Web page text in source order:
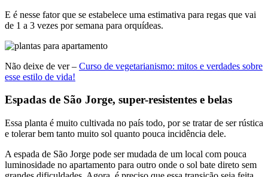
E é nesse fator que se estabelece uma estimativa para regas que vai
de 1 a 3 vezes por semana para orquídeas.
Não deixe de ver – Curso de vegetarianismo: mitos e verdades sobre
esse estilo de vida!
Espadas de São Jorge, super-resistentes e belas
Essa planta é muito cultivada no país todo, por se tratar de ser rústica
e tolerar bem tanto muito sol quanto pouca incidência dele.
A espada de São Jorge pode ser mudada de um local com pouca
luminosidade no apartamento para outro onde o sol bate direto sem